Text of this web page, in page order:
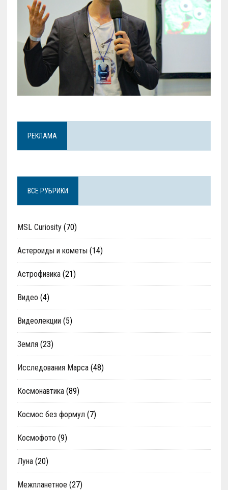
РЕКЛАМА
ВСЕ РУБРИКИ
MSL Curiosity(70)
Астероиды и кометы (14)
Астрофизика(21)
Видео (4)
Видеолекции (5)
Земля (23)
Исследования Марса(48)
Космонавтика(89)
Космос без формул (7)
Космофото (9)
Луна(20)
Межпланетное (27)